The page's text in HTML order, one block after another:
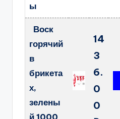
ы
Воск
горячий
в
брикета
х,
зелены
14
3
6.
0
0